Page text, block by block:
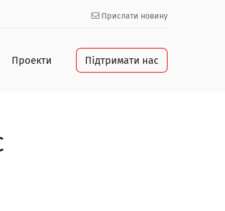
Прислати новину
Проекти Підтримати нас